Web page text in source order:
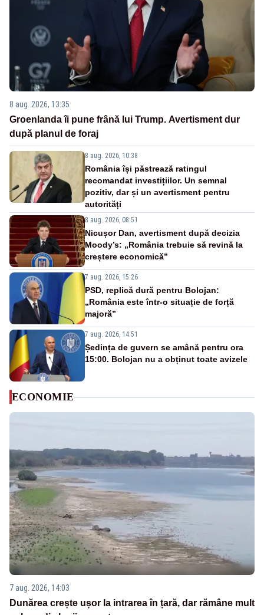
8 aug. 2026, 13:35
Groenlanda îi pune frână lui Trump. Avertisment dur
după planul de foraj
8 aug. 2026, 10:38
România își păstrează ratingul
recomandat investițiilor. Un semnal
pozitiv, dar și un avertisment pentru
autorități
8 aug. 2026, 08:51
Nicușor Dan, avertisment după decizia
Moody’s: „România trebuie să revină la
creștere economică”
7 aug. 2026, 15:26
PSD, replică dură pentru Bolojan:
„România este într-o situație de forță
majoră”
7 aug. 2026, 14:51
Ședința de guvern se amână pentru ora
15:00. Bolojan nu a obținut toate avizele
ECONOMIE
7 aug. 2026, 14:03
Dunărea crește ușor la intrarea în țară, dar rămâne mult